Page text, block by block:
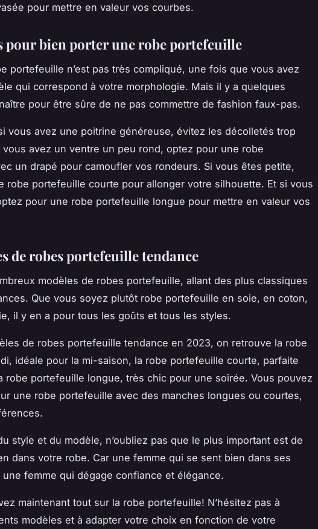
pour mettre en valeur vos courbes.
pour bien porter une robe portefeuille
portefeuille n’est pas très compliqué, une fois que vous avez
qui correspond à votre morphologie. Mais il y a quelques
pour être sûre de ne pas commettre de fashion faux-pas.
vous avez une poitrine généreuse, évitez les décolletés trop
vous avez un ventre un peu rond, optez pour une robe
un drapé pour camoufler vos rondeurs. Si vous êtes petite,
robe portefeuille courte pour allonger votre silhouette. Et si vous
pour une robe portefeuille longue pour mettre en valeur vos
de robes portefeuille tendance
modèles de robes portefeuille, allant des plus classiques
Que vous soyez plutôt robe portefeuille en soie, en coton,
il y en a pour tous les goûts et tous les styles.
de robes portefeuille tendance en 2023, on retrouve la robe
idéale pour la mi-saison, la robe portefeuille courte, parfaite
robe portefeuille longue, très chic pour une soirée. Vous pouvez
une robe portefeuille avec des manches longues ou courtes,
style et du modèle, n’oubliez pas que le plus important est de
dans votre robe. Car une femme qui se sent bien dans ses
femme qui dégage confiance et élégance.
maintenant tout sur la robe portefeuille! N’hésitez pas à
modèles et à adapter votre choix en fonction de votre